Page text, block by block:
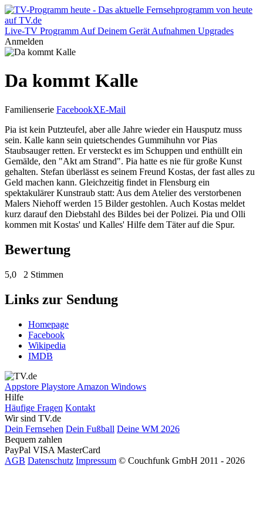
Live-TV Programm Auf Deinem Gerät Aufnahmen Upgrades
Anmelden
Da kommt Kalle
Familienserie FacebookXE-Mail
Pia ist kein Putzteufel, aber alle Jahre wieder ein Hausputz muss
sein. Kalle kann sein quietschendes Gummihuhn vor Pias
Staubsauger retten. Er versteckt es im Schuppen und enthüllt ein
Gemälde, den "Akt am Strand". Pia hatte es nie für große Kunst
gehalten. Stefan überlässt es seinem Freund Kostas, der fast alles zu
Geld machen kann. Gleichzeitig findet in Flensburg ein
spektakulärer Kunstraub statt: Aus dem Atelier des verstorbenen
Malers Niehoff werden 15 Bilder gestohlen. Auch Kostas meldet
kurz darauf den Diebstahl des Bildes bei der Polizei. Pia und Olli
kommen mit Kostas' und Kalles' Hilfe dem Täter auf die Spur.
Bewertung
5,0 2 Stimmen
Links zur Sendung
Homepage
Facebook
Wikipedia
IMDB
Appstore Playstore Amazon Windows
Hilfe
Häufige Fragen Kontakt
Wir sind TV.de
Dein Fernsehen Dein Fußball Deine WM 2026
Bequem zahlen
PayPal VISA MasterCard
AGB Datenschutz Impressum © Couchfunk GmbH 2011 - 2026